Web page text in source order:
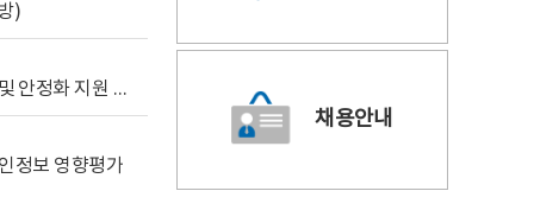
)
[사전규격공개] 데이터안심구역 통합관리포털 구축 및 안정화 지원 사업 위탁감리
정보 영향평가
채용안내